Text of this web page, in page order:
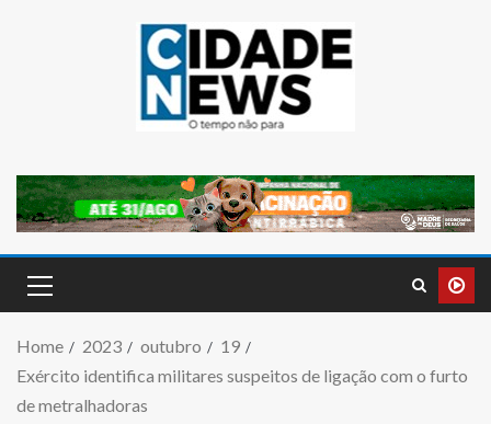
Home 2023 outubro
19
Exército identifica militares suspeitos de ligação com o furto
de metralhadoras